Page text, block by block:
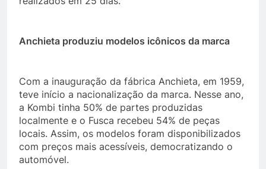
Anchieta produziu modelos icônicos da marca
Com a inauguração da fábrica Anchieta, em 1959,
teve início a nacionalização da marca. Nesse ano,
a Kombi tinha 50% de partes produzidas
localmente e o Fusca recebeu 54% de peças
locais. Assim, os modelos foram disponibilizados
com preços mais acessíveis, democratizando o
automóvel.